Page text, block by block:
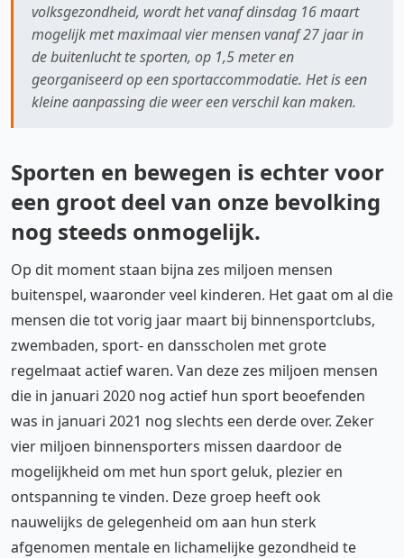
volksgezondheid, wordt het vanaf dinsdag 16 maart
mogelijk met maximaal vier mensen vanaf 27 jaar in
de buitenlucht te sporten, op 1,5 meter en
georganiseerd op een sportaccommodatie. Het is een
kleine aanpassing die weer een verschil kan maken.
Sporten en bewegen is echter voor
een groot deel van onze bevolking
nog steeds onmogelijk.
Op dit moment staan bijna zes miljoen mensen
buitenspel, waaronder veel kinderen. Het gaat om al die
mensen die tot vorig jaar maart bij binnensportclubs,
zwembaden, sport- en dansscholen met grote
regelmaat actief waren. Van deze zes miljoen mensen
die in januari 2020 nog actief hun sport beoefenden
was in januari 2021 nog slechts een derde over. Zeker
vier miljoen binnensporters missen daardoor de
mogelijkheid om met hun sport geluk, plezier en
ontspanning te vinden. Deze groep heeft ook
nauwelijks de gelegenheid om aan hun sterk
afgenomen mentale en lichamelijke gezondheid te